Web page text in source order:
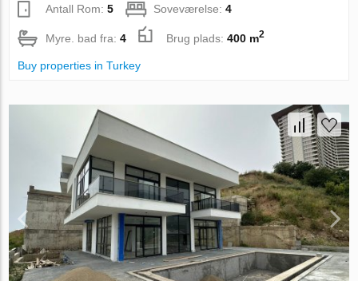
Antall Rom:5 Soveværelse:4
Myre. bad fra:4 Brug plads:400 m2
Buy properties in Turkey